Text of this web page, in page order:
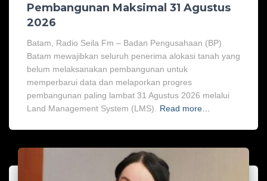
Pembangunan Maksimal 31 Agustus
2026
Batam, Radio Seila Fm – Badan Pengusahaan (BP)
Batam mewajibkan seluruh penerima alokasi tanah yang
belum melaksanakan pembangunan untuk
memperbarui data dan melaporkan progres
pembangunan paling lambat 31 Agustus 2026 melalui
Land Management System (LMS).
Read more…